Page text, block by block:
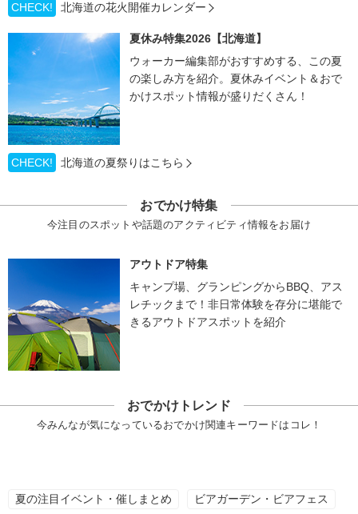
CHECK!
北海道の花火開催カレンダー
夏休み特集2026【北海道】
ウォーカー編集部がおすすめする、この夏
の楽しみ方を紹介。夏休みイベント＆おで
かけスポット情報が盛りだくさん！
CHECK! 北海道の夏祭りはこちら
おでかけ特集
今注目のスポットや話題のアクティビティ情報をお届け
アウトドア特集
キャンプ場、グランピングからBBQ、アス
レチックまで！非日常体験を存分に堪能で
きるアウトドアスポットを紹介
おでかけトレンド
今みんなが気になっているおでかけ関連キーワードはコレ！
夏の注目イベント・催しまとめ ビアガーデン・ビアフェス